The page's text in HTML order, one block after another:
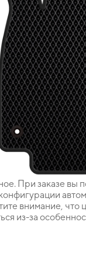
При заказе вы
внимание, что
из-за